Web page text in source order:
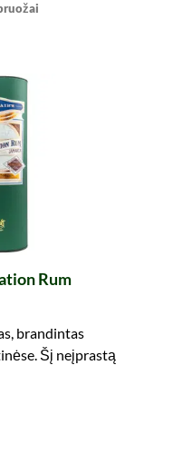
Rum
brandintas
Šį neįprastą